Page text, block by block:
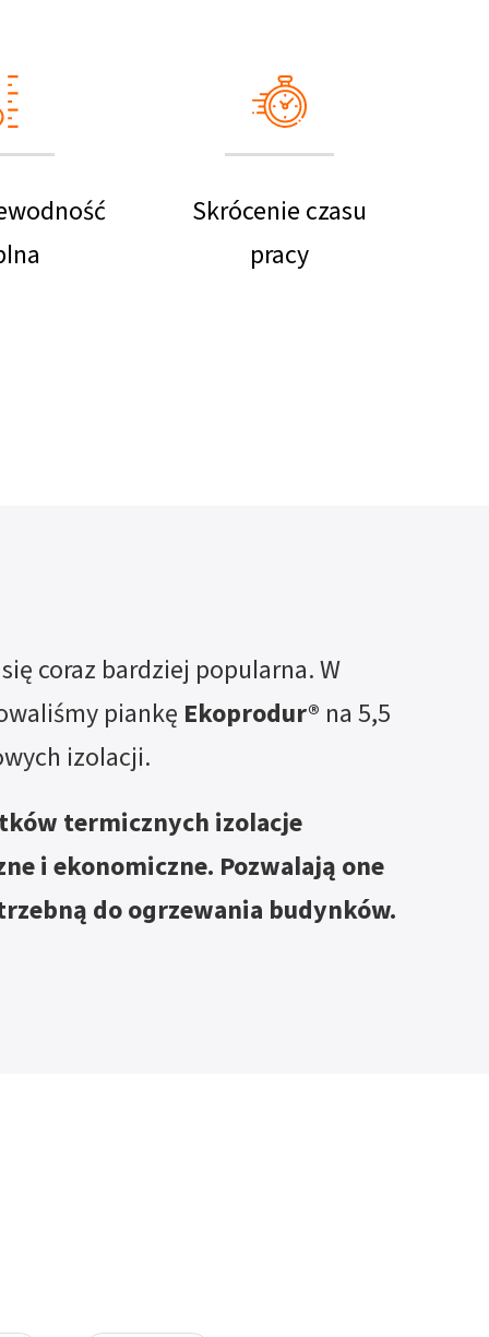
Skrócenie czasu
pracy
coraz bardziej popularna. W
piankę Ekoprodur® na 5,5
izolacji.
termicznych izolacje
i ekonomiczne. Pozwalają one
do ogrzewania budynków.